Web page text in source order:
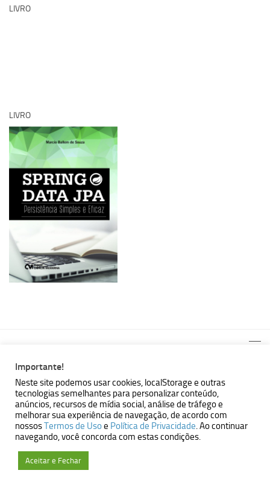
LIVRO
LIVRO
MBallem | Programando com Java © 2026. Todos Direitos
Reservados.
Powered by - Designed with theHueman theme
Importante!
Neste site podemos usar cookies, localStorage e outras
tecnologias semelhantes para personalizar conteúdo,
anúncios, recursos de mídia social, análise de tráfego e
melhorar sua experiência de navegação, de acordo com
nossosTermos de Usoe Política de Privacidade. Ao continuar
navegando, você concorda com estas condições.
Aceitar e Fechar